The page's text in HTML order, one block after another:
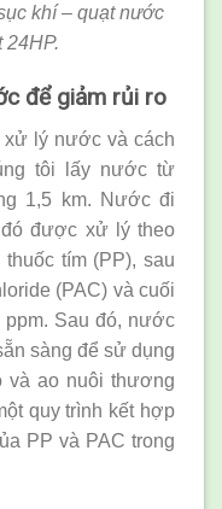
khí – quạt nước
24HP.
để giảm rủi ro
xử lý nước và cách
tôi lấy nước từ
1,5 km. Nước đi
được xử lý theo
tím (PP), sau
(PAC) và cuối
Sau đó, nước
sàng để sử dụng
và ao nuôi thương
quy trình kết hợp
PP và PAC trong